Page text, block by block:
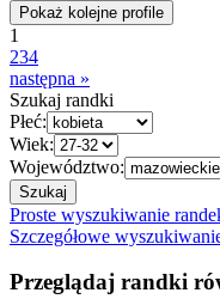
Pokaż kolejne profile
1
234
następna »
Szukaj randki
Płeć:
Wiek:
Województwo:
Proste wyszukiwanie
Szczegółowe
Przeglądaj randki